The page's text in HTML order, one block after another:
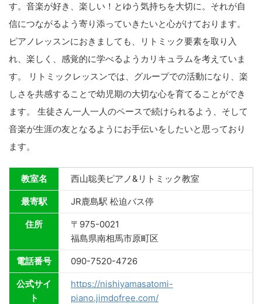
す。音楽が好き、楽しい！とゆう気持ちを大切に。それが自
信につながるよう寄り添っていきたいと心がけております。
ピアノレッスンにおきましても、リトミック要素を取り入
れ、楽しく、感覚的に学べるようカリキュラムを考えていま
す。 リトミックレッスンでは、グループでの活動になり、楽
しさを共感することで幼児期の大切な心を育てることができ
ます。 生徒さん一人一人のペースで続けられるよう、そして
音楽が生涯の友となるようにお手伝いをしたいと思っており
ます。
教室名 西山聡美ピアノ&リトミック教室
最寄駅 JR鹿島駅 松迫バス停
住所
〒975-0021
福島県南相馬市原町区
電話番号 090-7520-4726
公式サイ
ト
https://nishiyamasatomi-
piano.jimdofree.com/